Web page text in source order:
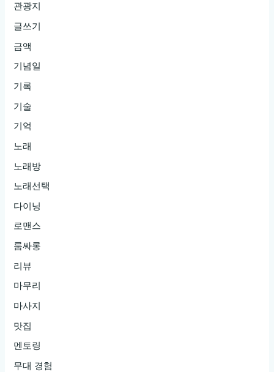
관광지
글쓰기
금액
기념일
기록
기술
기억
노래
노래방
노래선택
다이닝
로맨스
룸싸롱
리뷰
마무리
마사지
맛집
멘토링
무대 경험